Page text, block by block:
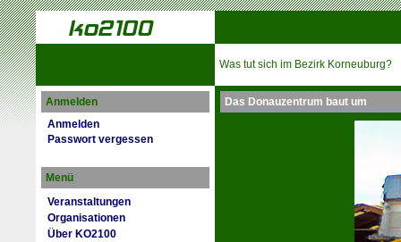
Was tut sich im Bezirk Korneuburg?
Anmelden
Anmelden
Passwort vergessen
Menü
Veranstaltungen
Organisationen
Über KO2100
Das Donauzentrum baut um